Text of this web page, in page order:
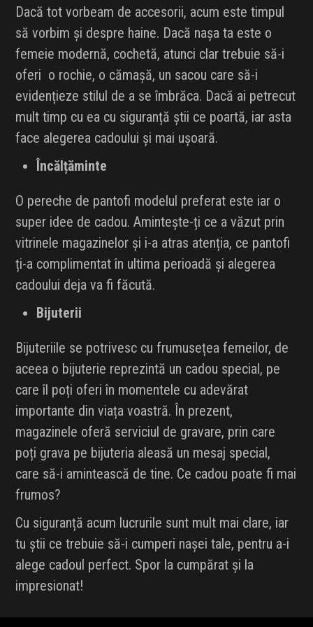
Dacă tot vorbeam de accesorii, acum este timpul
să vorbim și despre haine. Dacă nașa ta este o
femeie modernă, cochetă, atunci clar trebuie să-i
oferi o rochie, o cămașă, un sacou care să-i
evidențieze stilul de a se îmbrăca. Dacă ai petrecut
mult timp cu ea cu siguranță știi ce poartă, iar asta
face alegerea cadoului și mai ușoară.
Încălțăminte
O pereche de pantofi modelul preferat este iar o
super idee de cadou. Amintește-ți ce a văzut prin
vitrinele magazinelor și i-a atras atenția, ce pantofi
ți-a complimentat în ultima perioadă și alegerea
cadoului deja va fi făcută.
Bijuterii
Bijuteriile se potrivesc cu frumusețea femeilor, de
aceea o bijuterie reprezintă un cadou special, pe
care îl poți oferi în momentele cu adevărat
importante din viața voastră. În prezent,
magazinele oferă serviciul de gravare, prin care
poți grava pe bijuteria aleasă un mesaj special,
care să-i amintească de tine. Ce cadou poate fi mai
frumos?
Cu siguranță acum lucrurile sunt mult mai clare, iar
tu știi ce trebuie să-i cumperi nașei tale, pentru a-i
alege cadoul perfect. Spor la cumpărat și la
impresionat!